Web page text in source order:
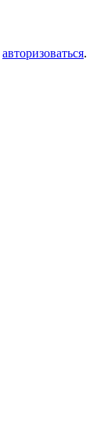
авторизоваться.